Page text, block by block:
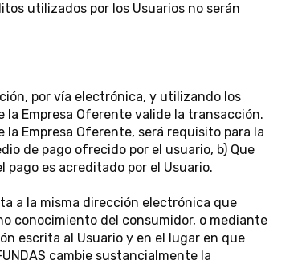
utilizados por los Usuarios no serán
por vía electrónica, y utilizando los
Empresa Oferente valide la transacción.
Empresa Oferente, será requisito para la
de pago ofrecido por el usuario, b) Que
es acreditado por el Usuario.
a la misma dirección electrónica que
conocimiento del consumidor, o mediante
escrita al Usuario y en el lugar en que
cambie sustancialmente la